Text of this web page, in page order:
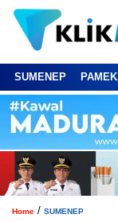
SUMENEP
Home / SUMENEP